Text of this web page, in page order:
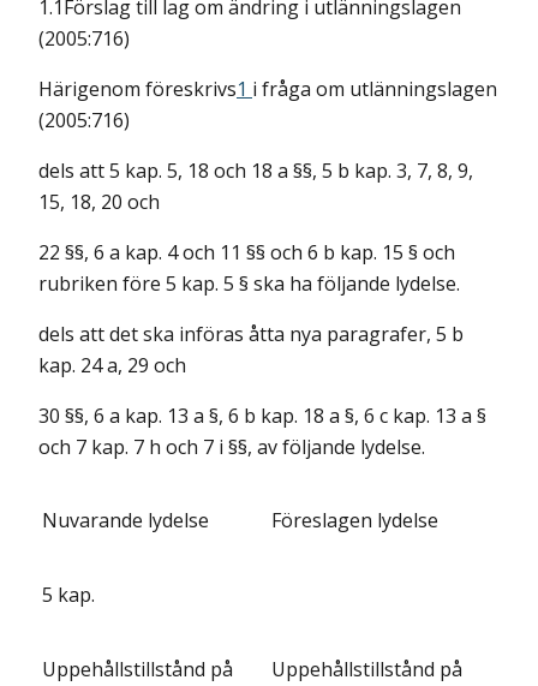
1.1Förslag till lag om ändring i utlänningslagen
(2005:716)
Härigenom föreskrivs1 i fråga om utlänningslagen
(2005:716)
dels att 5 kap. 5, 18 och 18 a §§, 5 b kap. 3, 7, 8, 9,
15, 18, 20 och
22 §§, 6 a kap. 4 och 11 §§ och 6 b kap. 15 § och
rubriken före 5 kap. 5 § ska ha följande lydelse.
dels att det ska införas åtta nya paragrafer, 5 b
kap. 24 a, 29 och
30 §§, 6 a kap. 13 a §, 6 b kap. 18 a §, 6 c kap. 13 a §
och 7 kap. 7 h och 7 i §§, av följande lydelse.
Nuvarande lydelse Föreslagen lydelse
5 kap.
Uppehållstillstånd på
Uppehållstillstånd på